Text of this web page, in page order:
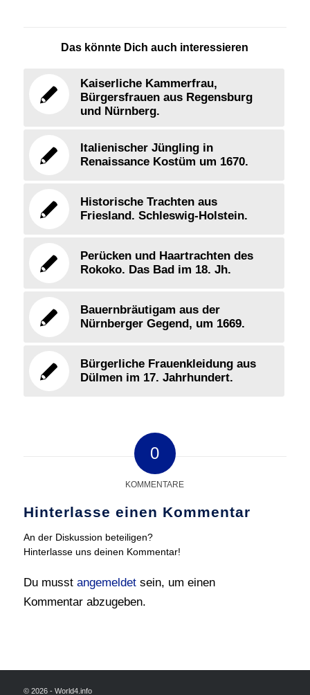
Das könnte Dich auch interessieren
Kaiserliche Kammerfrau,
Bürgersfrauen aus Regensburg
und Nürnberg.
Italienischer Jüngling in
Renaissance Kostüm um 1670.
Historische Trachten aus
Friesland. Schleswig-Holstein.
Perücken und Haartrachten des
Rokoko. Das Bad im 18. Jh.
Bauernbräutigam aus der
Nürnberger Gegend, um 1669.
Bürgerliche Frauenkleidung aus
Dülmen im 17. Jahrhundert.
0
KOMMENTARE
Hinterlasse einen Kommentar
An der Diskussion beteiligen?
Hinterlasse uns deinen Kommentar!
Du musst angemeldetsein, um einen
Kommentar abzugeben.
© 2026 - World4.info